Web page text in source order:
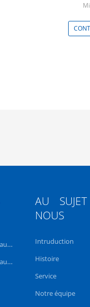
plus professionnel du bureau 2021
Plus professionnel du bureau 2019
AU
NOUS
Intruduction
Histoire
Service
Notre équipe